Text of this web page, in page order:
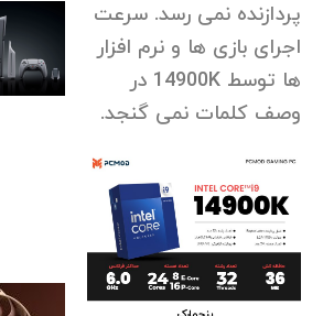
پردازنده نمی رسد. سرعت
اجرای بازی ها و نرم افزار
ها توسط 14900K در
وصف کلمات نمی گنجد.